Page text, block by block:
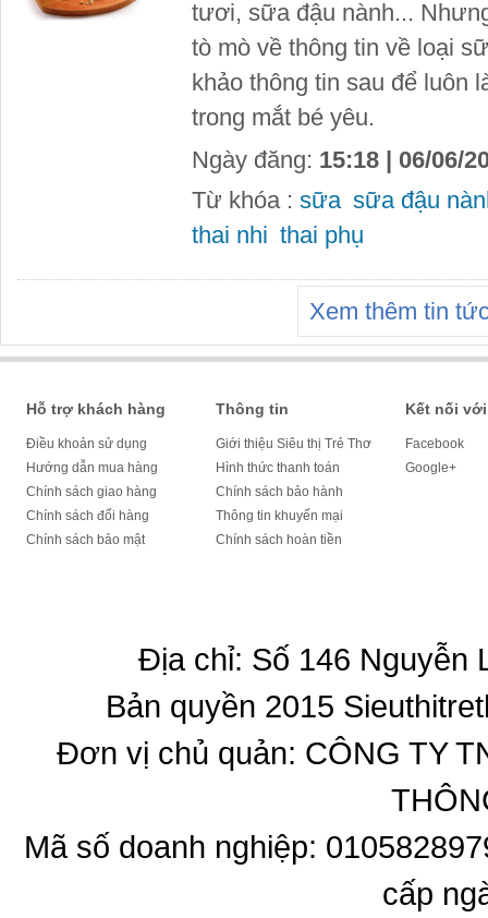
tươi, sữa đậu nành...
tò mò về thông tin về loại
khảo thông tin sau để luôn
trong mắt bé yêu.
Ngày đăng: 15:18 | 06/06/
Từ khóa : sữa sữa đậu
thai nhi thai phụ
Xem thêm tin
Hỗ trợ khách hàng
Điều khoản sử dụng
Hướng dẫn mua hàng
Chính sách giao hàng
Chính sách đổi hàng
Chính sách bảo mật
Thông tin
Giới thiệu Siêu thị Trẻ Thơ
Hình thức thanh toán
Chính sách bảo hành
Thông tin khuyến mại
Chính sách hoàn tiền
Kết nối
Facebook
Google+
Địa chỉ: Số 146 Nguyễn
Bản quyền 2015
Đơn vị chủ quản: CÔNG TY
Mã số doanh nghiệp:
cấp